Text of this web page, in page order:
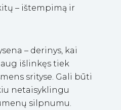
– ištempimą ir
– derinys, kai
išlinkęs tiek
srityse. Gali būti
netaisyklingu
silpnumu.